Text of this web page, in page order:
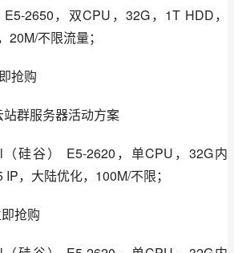
E5-2650，双CPU，32G，1T HDD，
不限流量；
抢购
群服务器活动方案
（硅谷） E5-2620，单CPU，32G内
，大陆优化，100M/不限；
抢购